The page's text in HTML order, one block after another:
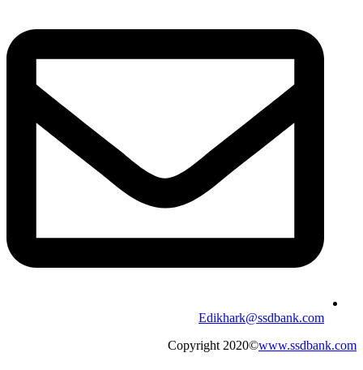
Edikhark@ssdbank.com
Copyright 2020©www.ssdbank.com